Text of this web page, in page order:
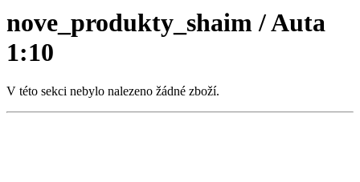
nove_produkty_shaim / Auta
1:10
V této sekci nebylo nalezeno žádné zboží.